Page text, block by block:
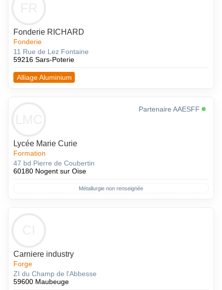
Fonderie RICHARD
Fonderie
11 Rue de Lez Fontaine
59216 Sars-Poterie
Alliage Aluminium
Lycée Marie Curie
Formation
Partenaire AAESFF
47 bd Pierre de Coubertin
60180 Nogent sur Oise
Métallurgie non renseignée
Carniere industry
Forge
ZI du Champ de l'Abbesse
59600 Maubeuge